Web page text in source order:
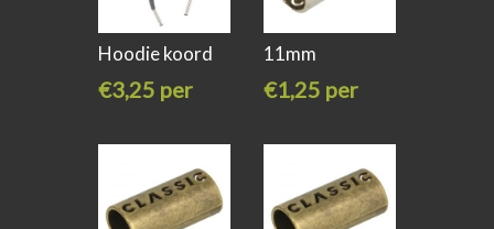
Hoodie koord
€3,25 per
11mm
€1,25 per